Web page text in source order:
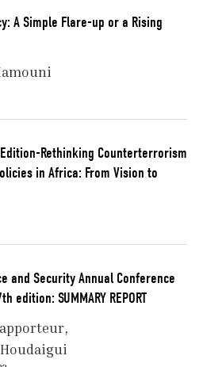
A Simple Flare-up or a Rising
Edition-Rethinking Counterterrorism
in Africa: From Vision to
and Security Annual Conference
edition: SUMMARY REPORT